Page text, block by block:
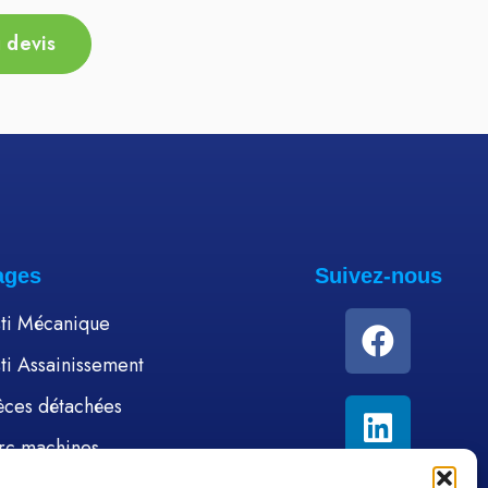
Mécanique
Assainissement
détachées
machines
Suivez-nous